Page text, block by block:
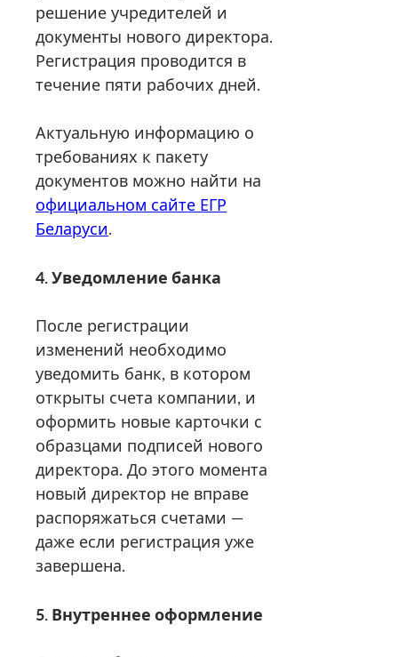
решение учредителей и
документы нового директора.
Регистрация проводится в
течение пяти рабочих дней.
Актуальную информацию о
требованиях к пакету
документов можно найти на
официальном сайте ЕГР
Беларуси.
4. Уведомление банка
После регистрации
изменений необходимо
уведомить банк, в котором
открыты счета компании, и
оформить новые карточки с
образцами подписей нового
директора. До этого момента
новый директор не вправе
распоряжаться счетами —
даже если регистрация уже
завершена.
5. Внутреннее оформление